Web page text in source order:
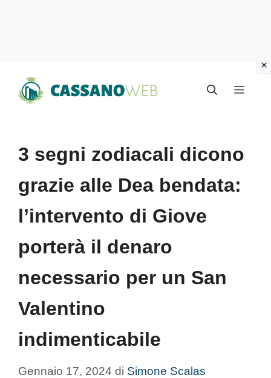
Menu
3 segni zodiacali dicono
grazie alle Dea bendata:
l’intervento di Giove
porterà il denaro
necessario per un San
Valentino
indimenticabile
Gennaio 17, 2024 di Simone Scalas